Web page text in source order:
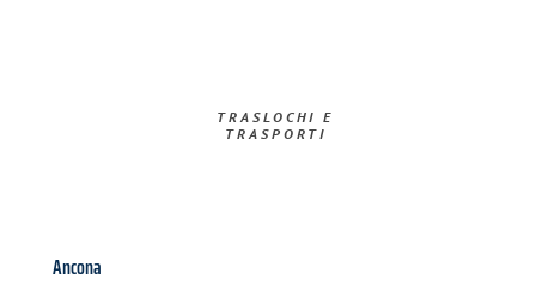
TRASLOCHI E
TRASPORTI​
Ancona